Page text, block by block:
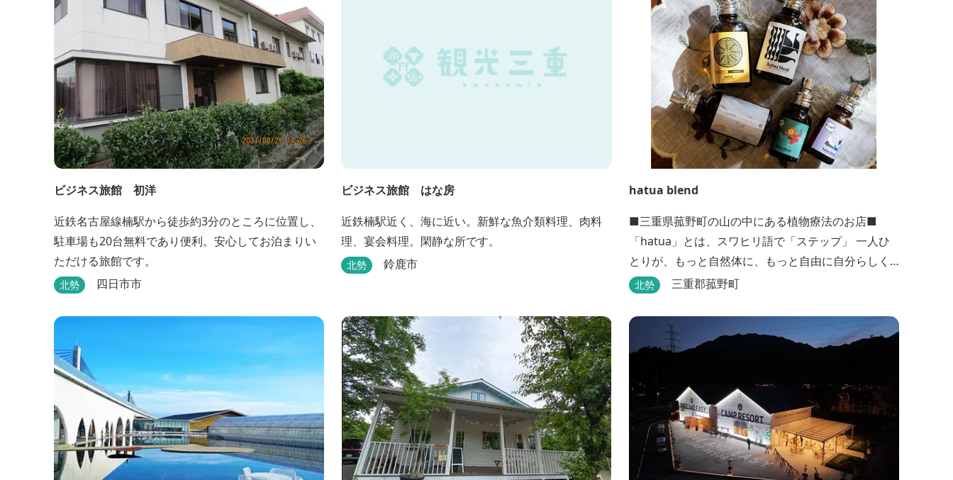
（頂き）も人それぞれ。どんな『頂き』を目指す人
も、頑...
ビジネス旅館 初洋
近鉄名古屋線楠駅から徒歩約3分のところに位置し、
駐車場も20台無料であり便利。安心してお泊まりい
ただける旅館です。
北勢 四日市市
ビジネス旅館 はな房
近鉄楠駅近く、海に近い。新鮮な魚介類料理、肉料
理、宴会料理。閑静な所です。
北勢 鈴鹿市
hatua blend
■三重県菰野町の山の中にある植物療法のお店■
「hatua」とは、スワヒリ語で「ステップ」 一人ひ
とりが、もっと自然体に、もっと自由に自分らしく
歩いていけるように その一歩を植物の力でサポート
よもぎ蒸しやアロマの調合、季節の養生講座、アロ
マ講座、腸活講座、ワークショップ、イベント出店
北勢 三重郡菰野町